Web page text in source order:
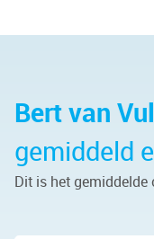
Bert van
gemiddeld
Dit is het gemiddelde